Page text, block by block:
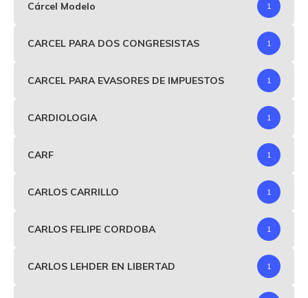
Cárcel Modelo 1
CARCEL PARA DOS CONGRESISTAS 1
CARCEL PARA EVASORES DE IMPUESTOS 1
CARDIOLOGIA 1
CARF 1
CARLOS CARRILLO 1
CARLOS FELIPE CORDOBA 1
CARLOS LEHDER EN LIBERTAD 1